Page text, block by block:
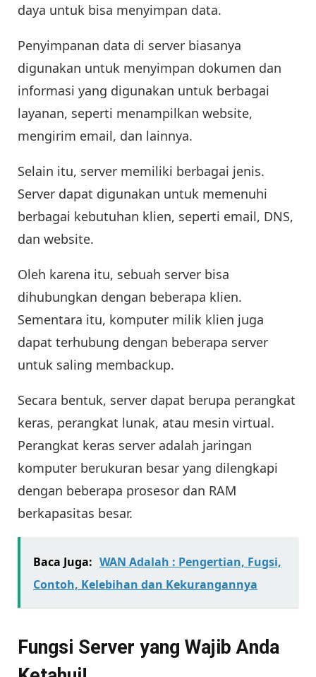
daya untuk bisa menyimpan data.
Penyimpanan data di server biasanya
digunakan untuk menyimpan dokumen dan
informasi yang digunakan untuk berbagai
layanan, seperti menampilkan website,
mengirim email, dan lainnya.
Selain itu, server memiliki berbagai jenis.
Server dapat digunakan untuk memenuhi
berbagai kebutuhan klien, seperti email, DNS,
dan website.
Oleh karena itu, sebuah server bisa
dihubungkan dengan beberapa klien.
Sementara itu, komputer milik klien juga
dapat terhubung dengan beberapa server
untuk saling membackup.
Secara bentuk, server dapat berupa perangkat
keras, perangkat lunak, atau mesin virtual.
Perangkat keras server adalah jaringan
komputer berukuran besar yang dilengkapi
dengan beberapa prosesor dan RAM
berkapasitas besar.
Baca Juga: WAN Adalah : Pengertian, Fugsi,
Contoh, Kelebihan dan Kekurangannya
Fungsi Server yang Wajib Anda